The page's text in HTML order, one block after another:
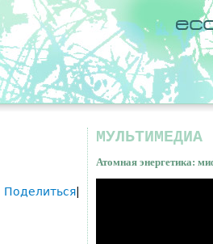
Поделиться
МУЛЬТИМЕДИА
Атомная энергетика: